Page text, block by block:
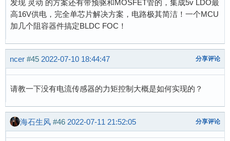
发现 灵动 的方案还有带预驱和MOSFET管的，集成5v LDO最
高16V供电，完全单芯片解决方案，电路极其简洁！一个MCU
加几个阻容器件搞定BLDC FOC！
ncer #45 2022-07-10 18:44:47 分享评论
请教一下没有电流传感器的力矩控制大概是如何实现的？
海石生风 #46 2022-07-11 21:52:05 分享评论